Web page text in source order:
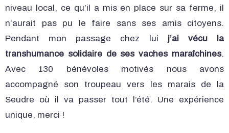
niveau local, ce qu’il a mis en place sur sa ferme, il
n’aurait pas pu le faire sans ses amis citoyens.
Pendant mon passage chez lui j’ai vécu la
transhumance solidaire de ses vaches maraîchines.
Avec 130 bénévoles motivés nous avons
accompagné son troupeau vers les marais de la
Seudre où il va passer tout l’été. Une expérience
unique, merci !